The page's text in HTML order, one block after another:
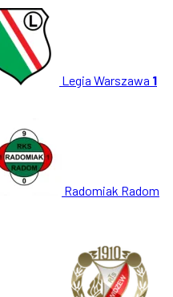
Legia Warszawa 1
Radomiak Radom